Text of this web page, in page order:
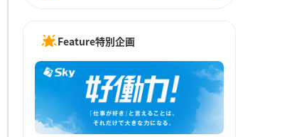
Feature特別企画